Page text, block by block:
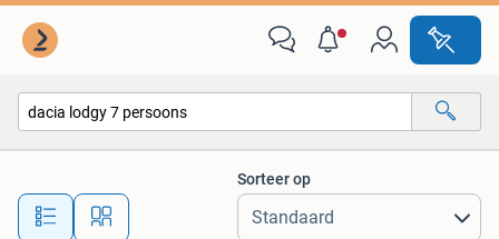
Alle afstanden…
Sorteer op